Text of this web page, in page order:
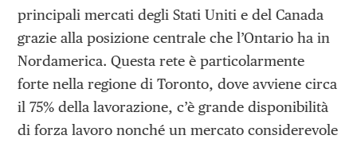
principali mercati degli Stati Uniti e del Canada
grazie alla posizione centrale che l’Ontario ha in
Nordamerica. Questa rete è particolarmente
forte nella regione di Toronto, dove avviene circa
il 75% della lavorazione, c’è grande disponibilità
di forza lavoro nonché un mercato considerevole